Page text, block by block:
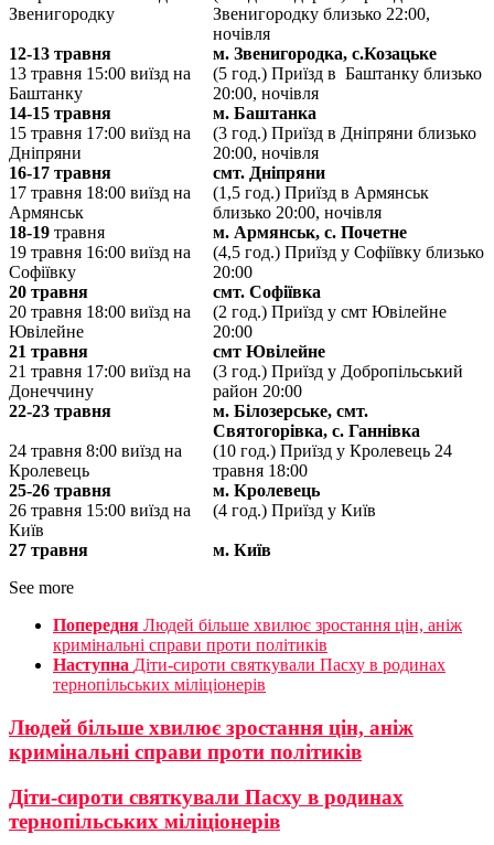
Звенигородку
Звенигородку близько 22:00,
ночівля
12-13 травня
м. Звенигородка, с.Козацьке
13 травня 15:00 виїзд на
Баштанку
(5 год.) Приїзд в Баштанку близько
20:00, ночівля
14-15 травня
м. Баштанка
15 травня 17:00 виїзд на
Дніпряни
(3 год.) Приїзд в Дніпряни близько
20:00, ночівля
16-17 травня
смт. Дніпряни
17 травня 18:00 виїзд на
Армянськ
(1,5 год.) Приїзд в Армянськ
близько 20:00, ночівля
18-19 травня
м. Армянськ, с. Почетне
19 травня 16:00 виїзд на
Софіївку
(4,5 год.) Приїзд у Софіївку близько
20:00
20 травня
смт. Софіївка
20 травня 18:00 виїзд на
Ювілейне
(2 год.) Приїзд у смт Ювілейне
20:00
21 травня
смт Ювілейне
21 травня 17:00 виїзд на
Донеччину
(3 год.) Приїзд у Добропільський
район 20:00
22-23 травня
м. Білозерське, смт.
Святогорівка, с. Ганнівка
24 травня 8:00 виїзд на
Кролевець
(10 год.) Приїзд у Кролевець 24
травня 18:00
25-26 травня
м. Кролевець
26 травня 15:00 виїзд на
Київ
(4 год.) Приїзд у Київ
27 травня
м. Київ
See more
Попередня Людей більше хвилює зростання цін, аніж
кримінальні справи проти політиків
Наступна Діти-сироти святкували Пасху в родинах
тернопільських міліціонерів
Людей більше хвилює зростання цін, аніж
кримінальні справи проти політиків
Діти-сироти святкували Пасху в родинах
тернопільських міліціонерів